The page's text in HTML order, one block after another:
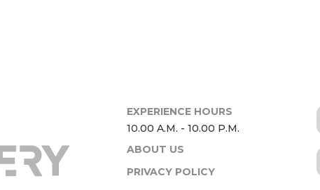
ABOUT US
PRIVACY POLICY